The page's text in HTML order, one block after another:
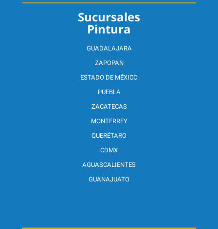
Sucursales
Pintura
GUADALAJARA
ZAPOPAN
ESTADO DE MÉXICO
PUEBLA
ZACATECAS
MONTERREY
QUERÉTARO
CDMX
AGUASCALIENTES
GUANAJUATO